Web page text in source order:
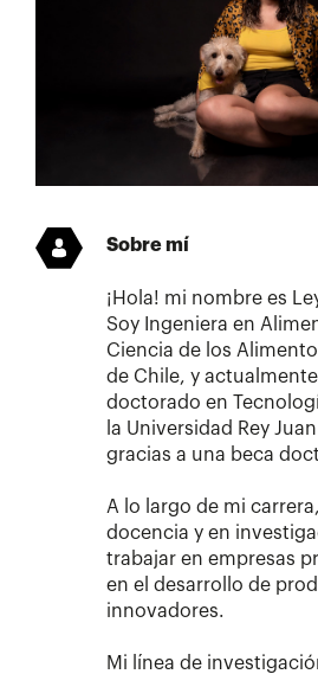
Sobre mí
¡Hola! mi nombre es
Soy Ingeniera en
Ciencia de los
de Chile, y
doctorado en
la Universidad Rey
gracias a una beca
A lo largo de mi
docencia y en
trabajar en empresas
en el desarrollo de
innovadores.
Mi línea de